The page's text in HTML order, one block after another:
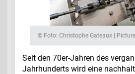
© Foto: Christophe Gateaux |
Seit den 70er-Jahren des
Jahrhunderts wird eine